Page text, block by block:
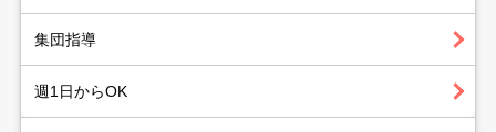
集団指導
週1日からOK